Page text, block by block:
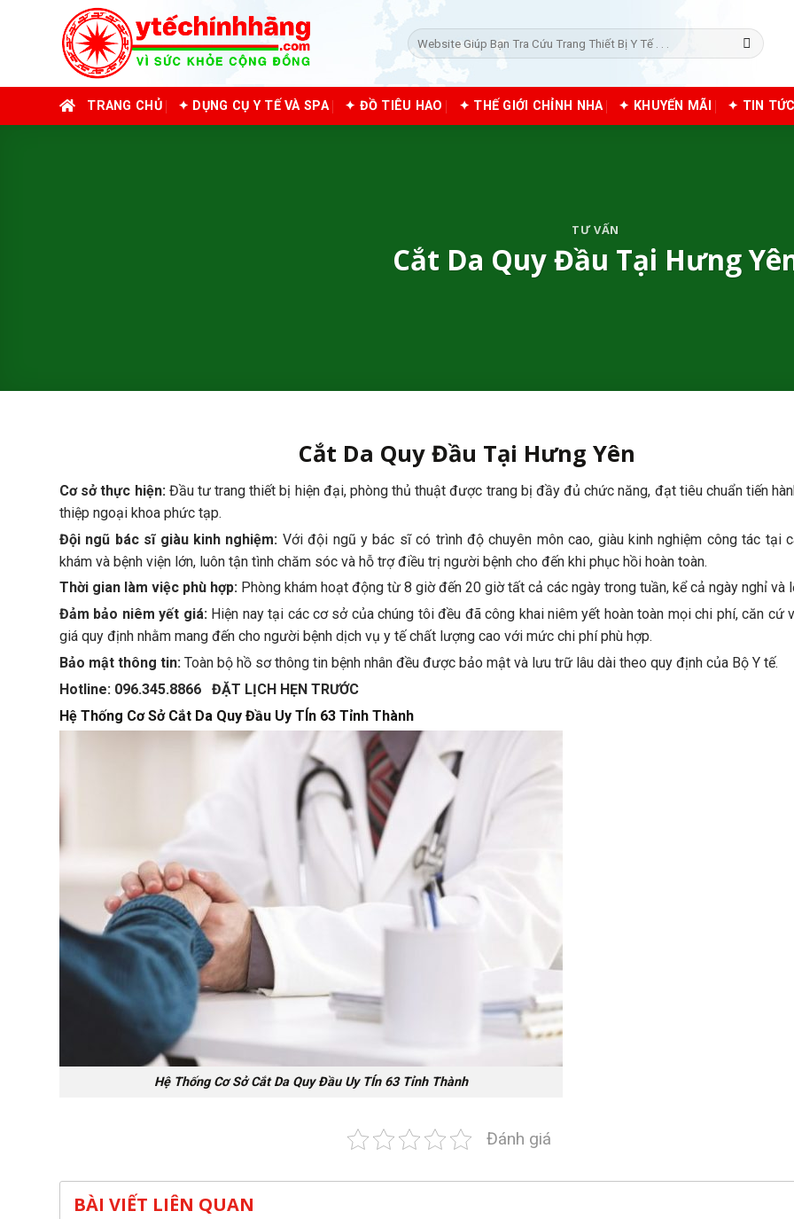
Tìm
kiếm:
TRANG CHỦ ✦ DỤNG CỤ Y TẾ VÀ SPA ✦ ĐỒ TIÊU HAO ✦ THẾ GIỚI CHỈNH NHA ✦ KHUYẾN MÃI ✦ TIN TỨC
TƯ VẤN
Cắt Da Quy Đầu Tại Hưng
Cắt Da Quy Đầu Tại Hưng Yên
Cơ sở thực hiện: Đầu tư trang thiết bị hiện đại, phòng thủ thuật được trang bị đầy đủ chức năng, đạt tiêu chuẩn tiến
thiệp ngoại khoa phức tạp.
Đội ngũ bác sĩ giàu kinh nghiệm: Với đội ngũ y bác sĩ có trình độ chuyên môn cao, giàu kinh nghiệm công tác tại
khám và bệnh viện lớn, luôn tận tình chăm sóc và hỗ trợ điều trị người bệnh cho đến khi phục hồi hoàn toàn.
Thời gian làm việc phù hợp: Phòng khám hoạt động từ 8 giờ đến 20 giờ tất cả các ngày trong tuần, kể cả ngày nghỉ và
Đảm bảo niêm yết giá:Hiện nay tại các cơ sở của chúng tôi đều đã công khai niêm yết hoàn toàn mọi chi phí, căn cứ
giá quy định nhằm mang đến cho người bệnh dịch vụ y tế chất lượng cao với mức chi phí phù hợp.
Bảo mật thông tin: Toàn bộ hồ sơ thông tin bệnh nhân đều được bảo mật và lưu trữ lâu dài theo quy định của Bộ Y tế.
Hotline: 096.345.8866 ĐẶT LỊCH HẸN TRƯỚC
Hệ Thống Cơ Sở Cắt Da Quy Đầu Uy TÍn 63 Tỉnh Thành
Hệ Thống Cơ Sở Cắt Da Quy Đầu Uy TÍn 63 Tỉnh Thành
Đánh giá
BÀI VIẾT LIÊN QUAN